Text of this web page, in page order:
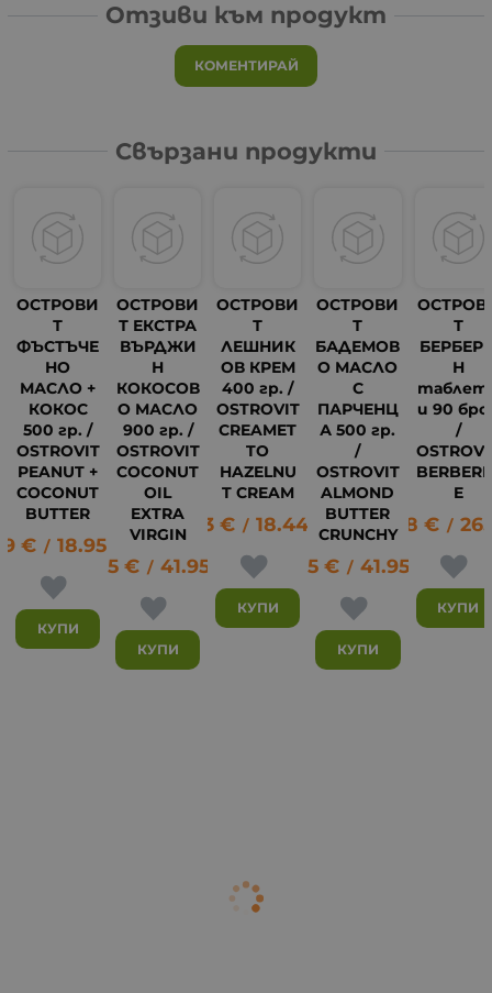
Отзиви към продукт
КОМЕНТИРАЙ
Свързани продукти
ОСТРОВИ
Т
ФЪСТЪЧЕ
НО
МАСЛО +
КОКОС
500 гр. /
OSTROVIT
PEANUT +
COCONUT
BUTTER
€ / 18.95 лв.
КУПИ
ОСТРОВИ
Т ЕКСТРА
ВЪРДЖИ
Н
КОКОСОВ
О МАСЛО
900 гр. /
OSTROVIT
COCONUT
OIL
EXTRA
VIRGIN
21.45 € / 41.95 лв.
КУПИ
ОСТРОВИ
Т
ЛЕШНИК
ОВ КРЕМ
400 гр. /
OSTROVIT
CREAMET
TO
HAZELNU
T CREAM
9.43 € / 18.44 лв.
КУПИ
ОСТРОВИ
Т
БАДЕМОВ
О МАСЛО
С
ПАРЧЕНЦ
А 500 гр.
/
OSTROVIT
ALMOND
BUTTER
CRUNCHY
21.45 € / 41.95 лв.
КУПИ
Т
Н
и 90
/
E
13.78 € /
КУПИ